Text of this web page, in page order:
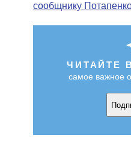
сообщнику
ЧИТАЙТЕ В
самое важное